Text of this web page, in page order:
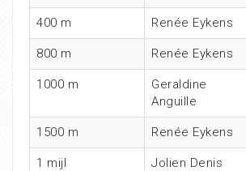
400 m Renée Eykens
800 m Renée Eykens
1000 m
Geraldine
Anguille
1500 m Renée Eykens
1 mijl Jolien Denis